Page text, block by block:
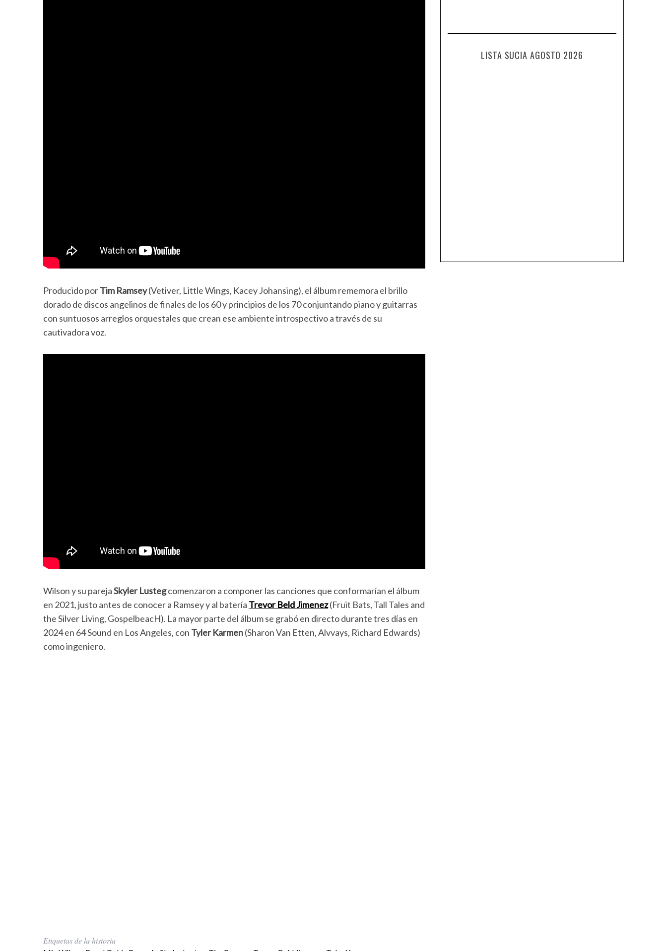
Producido porTim Ramsey(Vetiver, Little Wings, Kacey Johansing), el álbum rememora el brillo
dorado de discos angelinos de finales de los 60 y principios de los 70 conjuntando piano y guitarras
con suntuosos arreglos orquestales que crean ese ambiente introspectivo a través de su
cautivadora voz.
Wilson y su parejaSkyler Lustegcomenzaron a componer las canciones que conformarían el álbum
en 2021, justo antes de conocer a Ramsey y al batería Trevor Beld Jimenez(Fruit Bats, Tall Tales and
the Silver Living, GospelbeacH). La mayor parte del álbum se grabó en directo durante tres días en
2024 en 64 Sound en Los Angeles, con Tyler Karmen(Sharon Van Etten, Alvvays, Richard Edwards)
como ingeniero.
Etiquetas de la historia
LISTA SUCIA AGOSTO 2026